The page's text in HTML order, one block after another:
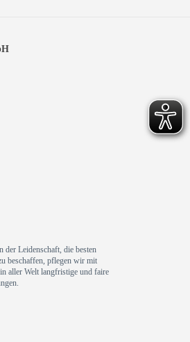
der Leidenschaft, die besten
beschaffen, pflegen wir mit
aller Welt langfristige und faire